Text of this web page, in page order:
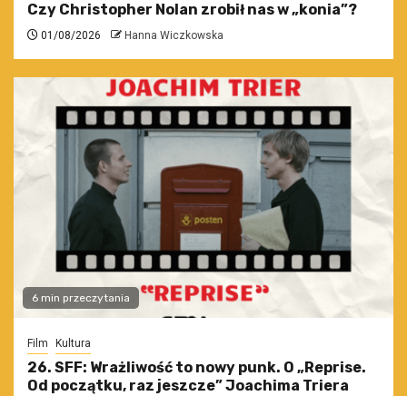
Czy Christopher Nolan zrobił nas w „konia”?
01/08/2026 Hanna Wiczkowska
6 min przeczytania
Film Kultura
26. SFF: Wrażliwość to nowy punk. O „Reprise.
Od początku, raz jeszcze” Joachima Triera